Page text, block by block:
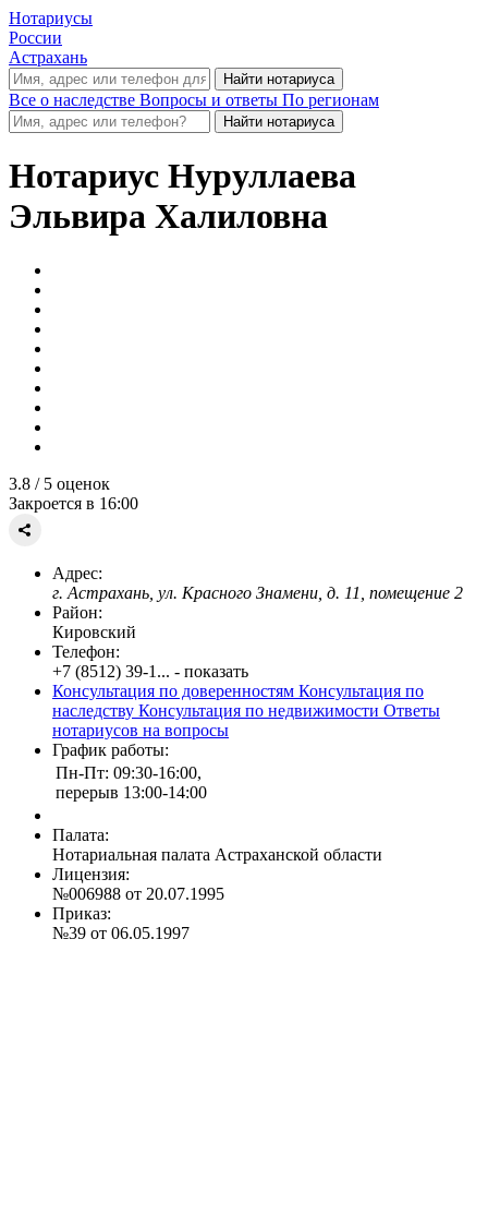
Нотариусы
России
Астрахань
Все о наследстве Вопросы и ответы По регионам
Нотариус Нуруллаева
Эльвира Халиловна
3.8 / 5 оценок
Закроется в 16:00
Адрес:
г. Астрахань, ул. Красного Знамени, д. 11, помещение 2
Район:
Кировский
Телефон:
+7 (8512) 39-1... - показать
Консультация по доверенностям Консультация по
наследству Консультация по недвижимости Ответы
нотариусов на вопросы
График работы:
Пн-Пт: 09:30-16:00,
перерыв 13:00-14:00
Палата:
Нотариальная палата Астраханской области
Лицензия:
№006988 от 20.07.1995
Приказ:
№39 от 06.05.1997